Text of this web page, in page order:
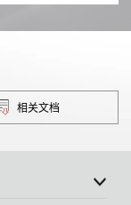
相关文档